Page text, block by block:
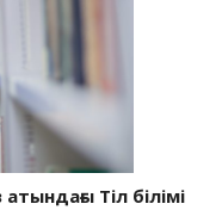
Тіл білімі